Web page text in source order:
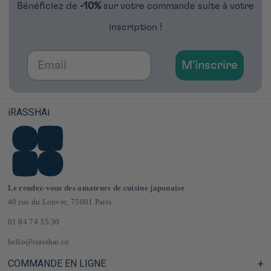
Bénéficiez de -10% sur votre commande suite à votre
inscription !
Email
M'inscrire
iRASSHAi
Le rendez-vous des amateurs de cuisine japonaise
40 rue du Louvre, 75001 Paris
01 84 74 35 30
hello@irasshai.co
COMMANDE EN LIGNE